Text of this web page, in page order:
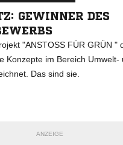
GEWINNER DES
"ANSTOSS FÜR GRÜN "
Konzepte im Bereich Umwelt-
Das sind sie.
ANZEIGE